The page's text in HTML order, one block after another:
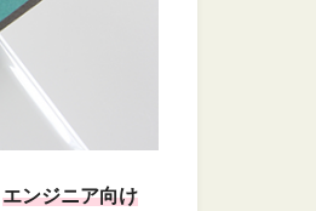
エンジニア向け